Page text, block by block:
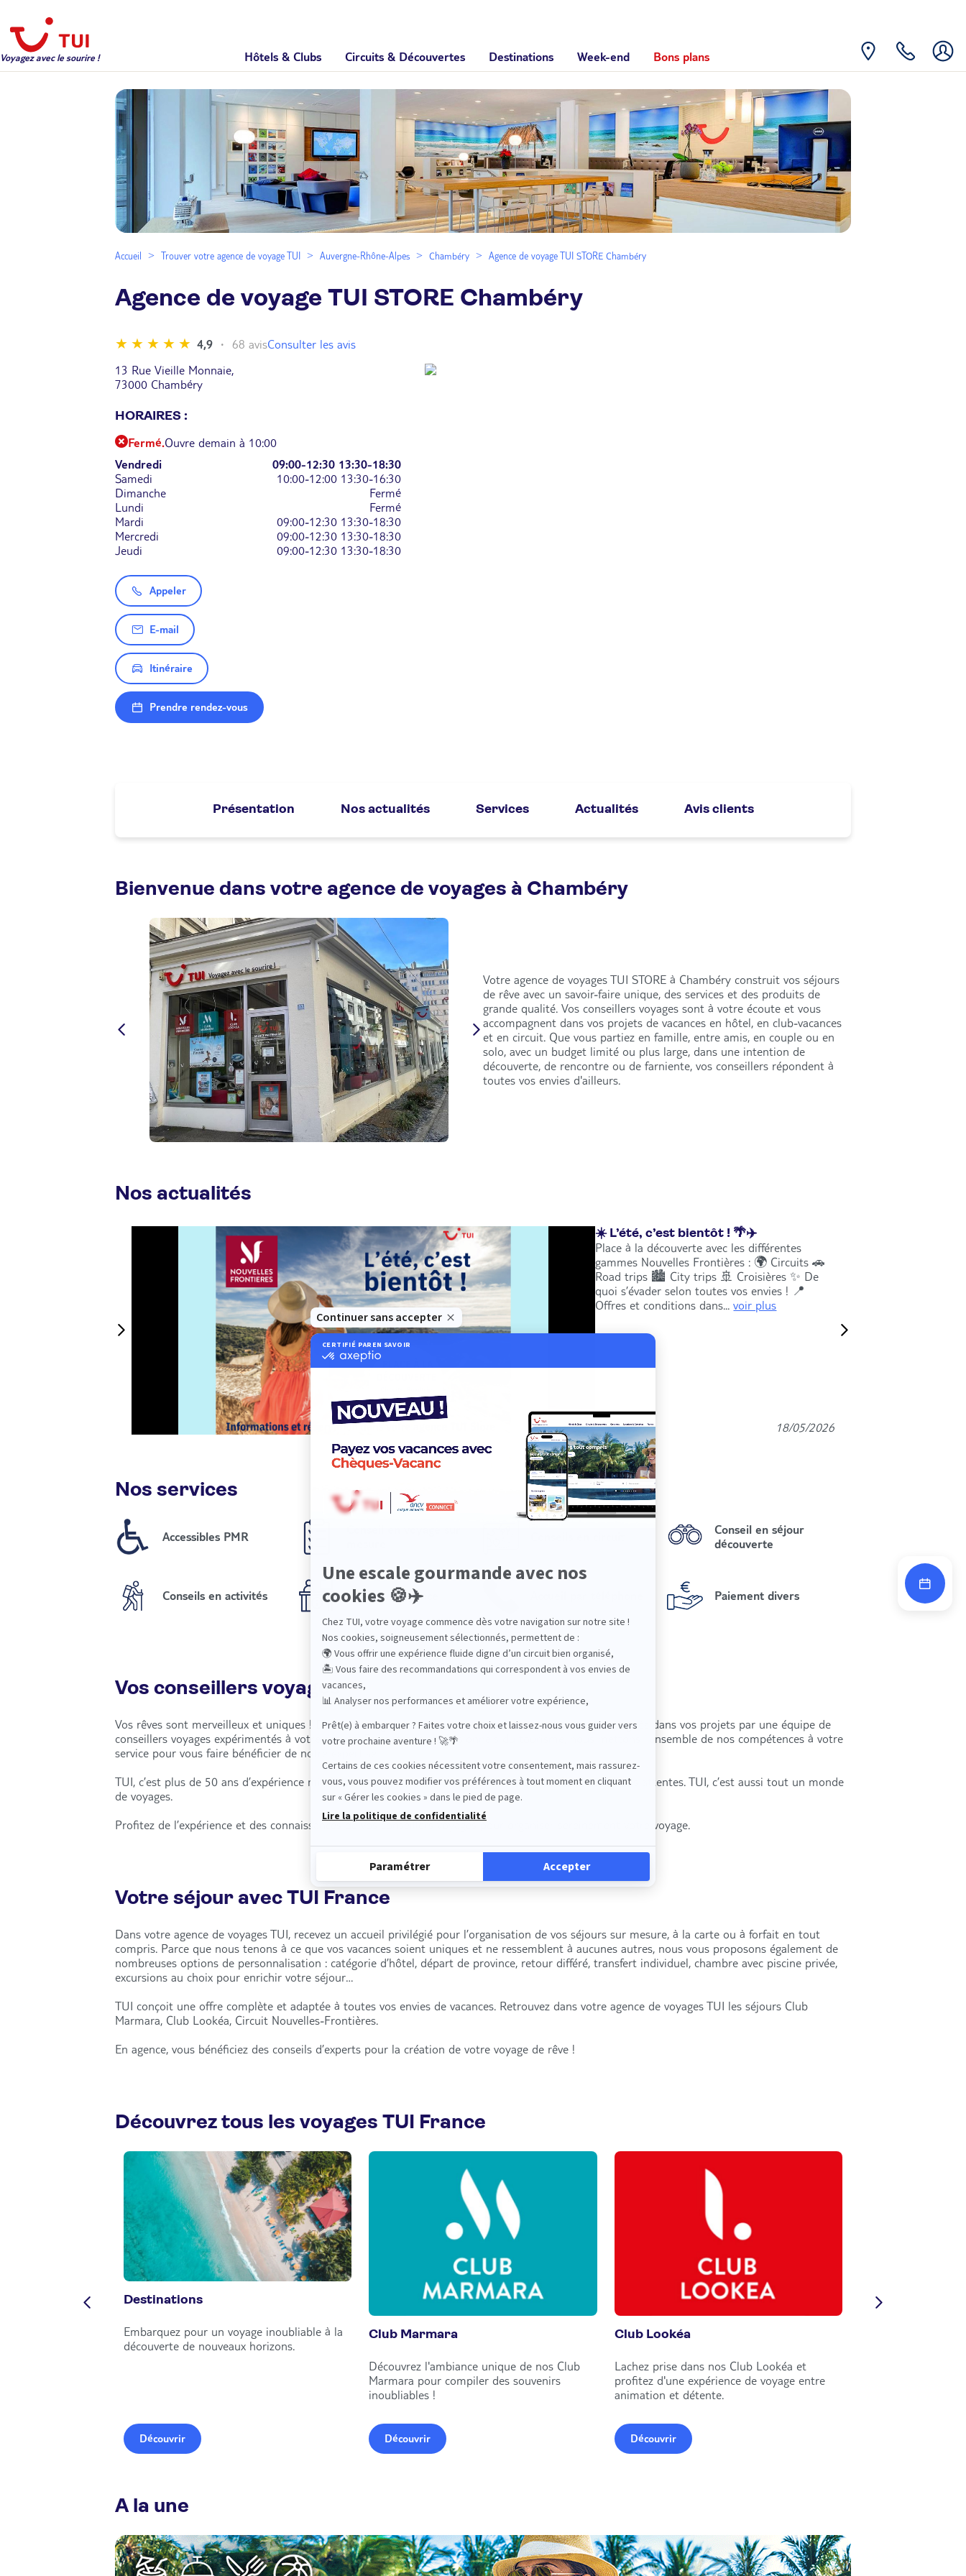
Voyagez avec le sourire ! Hôtels & Clubs Circuits & Découvertes Destinations Week-end Bons plans
Accueil Trouver votre agence de voyage TUI Auvergne-Rhône-Alpes Chambéry Agence de voyage TUI STORE Chambéry
Agence de voyage TUI STORE Chambéry
4,9 68 avisConsulter les avis
13 Rue Vieille Monnaie,
73000 Chambéry
HORAIRES :
Fermé.Ouvre demain à 10:00
Vendredi
09:00-12:30 13:30-18:30
Samedi
10:00-12:00 13:30-16:30
Dimanche
Fermé
Lundi
Fermé
Mardi
09:00-12:30 13:30-18:30
Mercredi
09:00-12:30 13:30-18:30
Jeudi
09:00-12:30 13:30-18:30
Appeler
E-mail
Itinéraire
Prendre rendez-vous
Présentation Nos actualités Services Actualités Avis clients
Bienvenue dans votre agence de voyages à Chambéry
Votre agence de voyages TUI STORE à Chambéry construit vos séjours
de rêve avec un savoir-faire unique, des services et des produits de
grande qualité. Vos conseillers voyages sont à votre écoute et vous
accompagnent dans vos projets de vacances en hôtel, en club-vacances
et en circuit. Que vous partiez en famille, entre amis, en couple ou en
solo, avec un budget limité ou plus large, dans une intention de
découverte, de rencontre ou de farniente, vos conseillers répondent à
toutes vos envies d'ailleurs.
Nos actualités
☀️ L’été, c’est bientôt ! 🌴✈️
Place à la découverte avec les différentes
gammes Nouvelles Frontières : 🌍 Circuits 🚗
Road trips 🏙️ City trips 🚢 Croisières ✨ De
quoi s’évader selon toutes vos envies ! 📍
Offres et conditions dans...voir plus
18/05/2026
Nos services
Accessibles PMR
Conseil en séjour
découverte
Conseils en activités Accueil en agence Paiement divers
Vos conseillers voyages
Vos rêves sont merveilleux et uniques ! Dans votre agence de voyage, vous êtes accueillis et accompagnés dans vos projets par une équipe de
conseillers voyages expérimentés à votre écoute. En tant que professionnels du tourisme, nous mettons l’ensemble de nos compétences à votre
service pour vous faire bénéficier de notre expertise.
TUI, c’est plus de 50 ans d’expérience mis à votre service pour un voyage répondant parfaitement à vos attentes. TUI, c’est aussi tout un monde
de voyages.
Profitez de l’expérience et des connaissances de vos conseillers voyages pour organiser sereinement votre voyage.
Votre séjour avec TUI France
Dans votre agence de voyages TUI, recevez un accueil privilégié pour l’organisation de vos séjours sur mesure, à la carte ou à forfait en tout
compris. Parce que nous tenons à ce que vos vacances soient uniques et ne ressemblent à aucunes autres, nous vous proposons également de
nombreuses options de personnalisation : catégorie d’hôtel, départ de province, retour différé, transfert individuel, chambre avec piscine privée,
excursions au choix pour enrichir votre séjour…
TUI conçoit une offre complète et adaptée à toutes vos envies de vacances. Retrouvez dans votre agence de voyages TUI les séjours Club
Marmara, Club Lookéa, Circuit Nouvelles-Frontières.
En agence, vous bénéficiez des conseils d’experts pour la création de votre voyage de rêve !
Découvrez tous les voyages TUI France
Destinations
Embarquez pour un voyage inoubliable à la
découverte de nouveaux horizons.
Découvrir
Club Marmara
Découvrez l'ambiance unique de nos Club
Marmara pour compiler des souvenirs
inoubliables !
Découvrir
Club Lookéa
Lachez prise dans nos Club Lookéa et
profitez d'une expérience de voyage entre
animation et détente.
Découvrir
A la une